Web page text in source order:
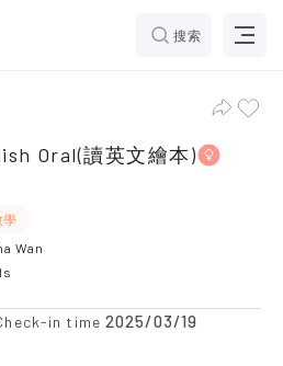
搜索
Oral(讀英文繪本)，Cheung
Oral(讀英文繪本)
學
Wan
in time 2025/03/19